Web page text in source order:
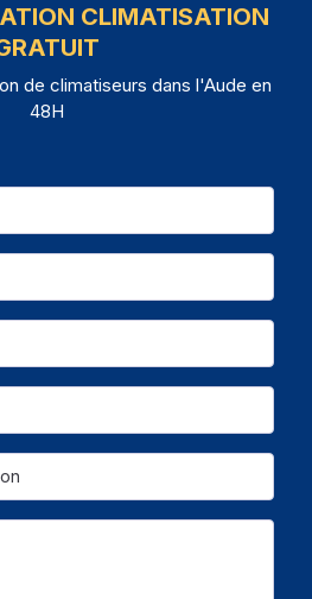
CLIMATISATION
de climatiseurs dans l'Aude en
48H